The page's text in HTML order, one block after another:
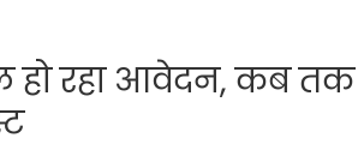
डबल
अटैक,
हो रहा आवेदन, कब तक